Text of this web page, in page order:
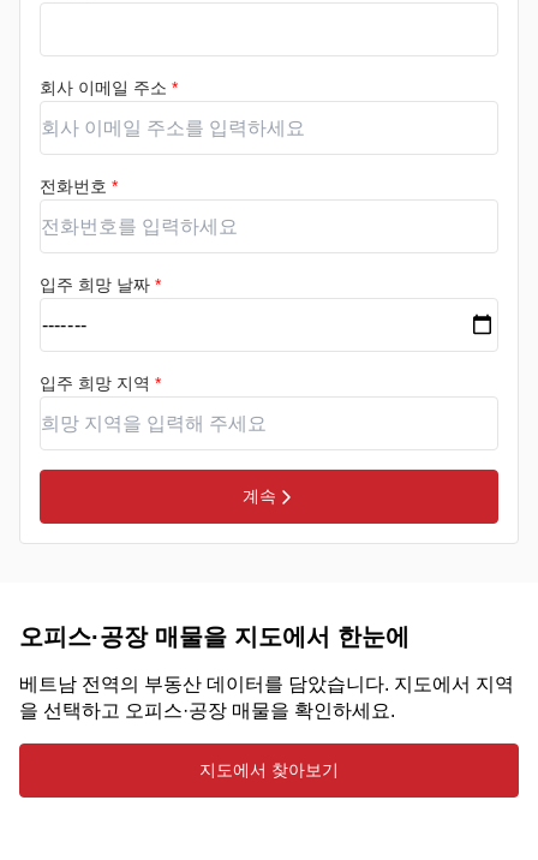
회사 이메일 주소 *
전화번호 *
입주 희망 날짜 *
입주 희망 지역 *
계속
오피스·공장 매물을 지도에서 한눈에
베트남 전역의 부동산 데이터를 담았습니다. 지도에서 지역
을 선택하고 오피스·공장 매물을 확인하세요.
지도에서 찾아보기